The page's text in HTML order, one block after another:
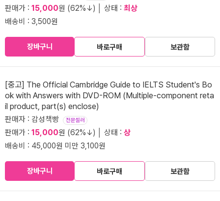
판매가 : 15,000원 (62%↓) │ 상태 : 최상
배송비 : 3,500원
장바구니 바로구매 보관함
[중고] The Official Cambridge Guide to IELTS Student's Bo
ok with Answers with DVD-ROM (Multiple-component reta
il product, part(s) enclose)
판매자 : 감성책빵 전문셀러
판매가 : 15,000원 (62%↓) │ 상태 : 상
배송비 : 45,000원 미만 3,100원
장바구니 바로구매 보관함